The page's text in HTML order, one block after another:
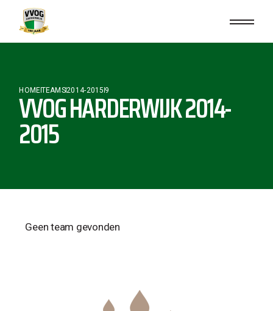
HOMETEAMS2014-2015 9
VVOG HARDERWIJK 2014-
2015
Geen team gevonden